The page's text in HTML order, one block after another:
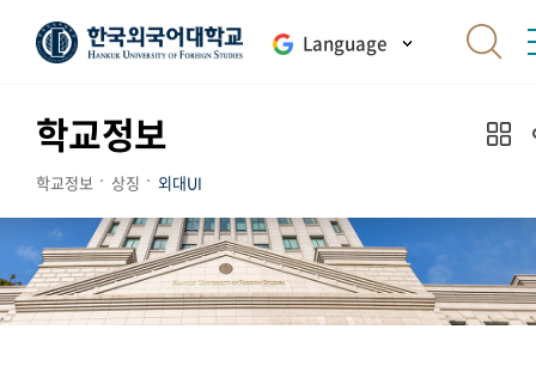
Language
학교정보
학교정보 상징 외대UI